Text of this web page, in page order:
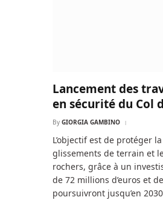
Lancement des
en sécurité du Col
By GIORGIA GAMBINO
L’objectif est de protéger
glissements de terrain et
rochers, grâce à un
de 72 millions d’euros et
poursuivront jusqu’en